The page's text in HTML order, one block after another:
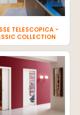
TELESCOPICA -
COLLECTION